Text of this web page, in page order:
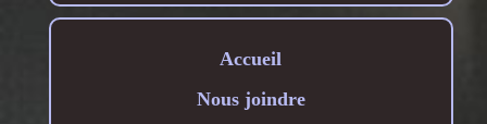
Accueil
Nous joindre